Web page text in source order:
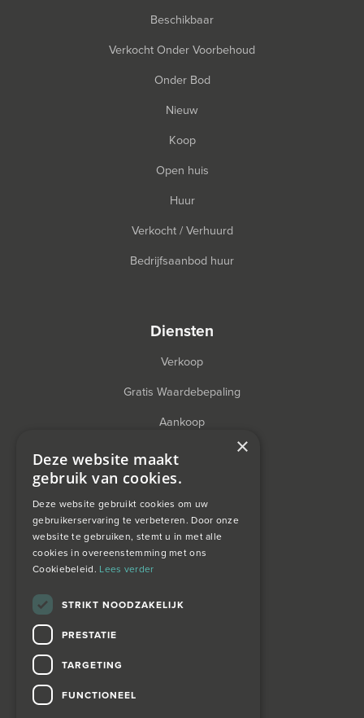
Beschikbaar
Verkocht Onder Voorbehoud
Onder Bod
Nieuw
Koop
Open huis
Huur
Verkocht / Verhuurd
Bedrijfsaanbod huur
diensten
Verkoop
Gratis Waardebepaling
Aankoop
Financieel Advies
Taxatie
over ons
×
Deze website maakt
gebruik van cookies.
Deze website gebruikt cookies om uw
gebruikerservaring te verbeteren. Door onze
website te gebruiken, stemt u in met alle
cookies in overeenstemming met ons
Cookiebeleid. Lees verder
STRIKT NOODZAKELIJK
PRESTATIE
TARGETING
FUNCTIONEEL